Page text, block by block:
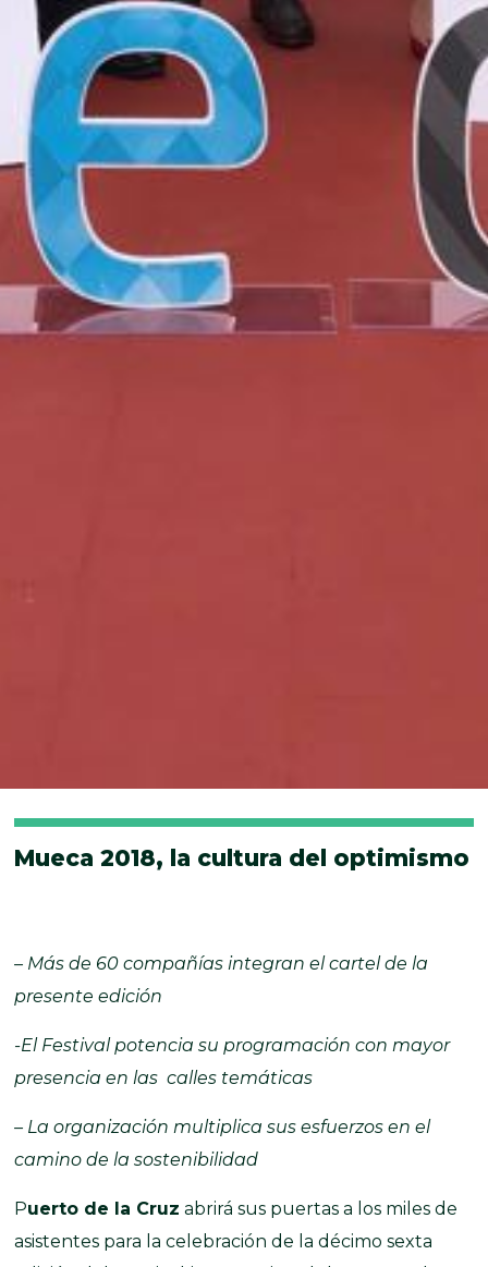
Mueca 2018, la cultura del optimismo
– Más de 60 compañías integran el cartel de la
presente edición
-El Festival potencia su programación con mayor
presencia en las calles temáticas
– La organización multiplica sus esfuerzos en el
camino de la sostenibilidad
Puerto de la Cruz abrirá sus puertas a los miles de
asistentes para la celebración de la décimo sexta